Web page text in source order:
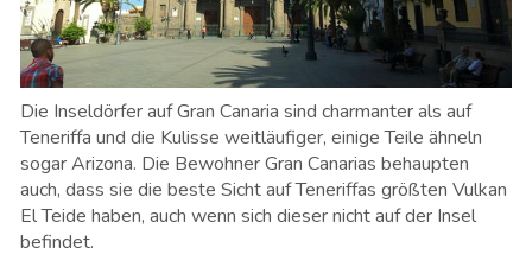
Die Inseldörfer auf Gran Canaria sind charmanter als auf
Teneriffa und die Kulisse weitläufiger, einige Teile ähneln
sogar Arizona. Die Bewohner Gran Canarias behaupten
auch, dass sie die beste Sicht auf Teneriffas größten Vulkan
El Teide haben, auch wenn sich dieser nicht auf der Insel
befindet.